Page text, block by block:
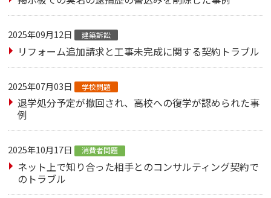
2025年09月12日 建築訴訟
リフォーム追加請求と工事未完成に関する契約トラブル
2025年07月03日 学校問題
退学処分予定が撤回され、高校への復学が認められた事
例
2025年10月17日 消費者問題
ネット上で知り合った相手とのコンサルティング契約で
のトラブル